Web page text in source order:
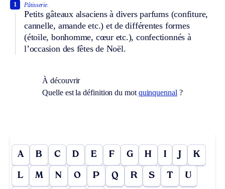
Pâtisserie.
Petits gâteaux alsaciens à divers parfums (confiture,
cannelle, amande etc.) et de différentes formes
(étoile, bonhomme, cœur etc.), confectionnés à
l’occasion des fêtes de Noël.
1
À découvrir
Quelle est la définition du mot quinquennal ?
A B C D E F G H I J K
L M N O P Q R S T U